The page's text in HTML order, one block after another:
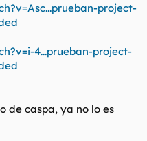
project-
4...prueban-project-
de caspa, ya no lo es